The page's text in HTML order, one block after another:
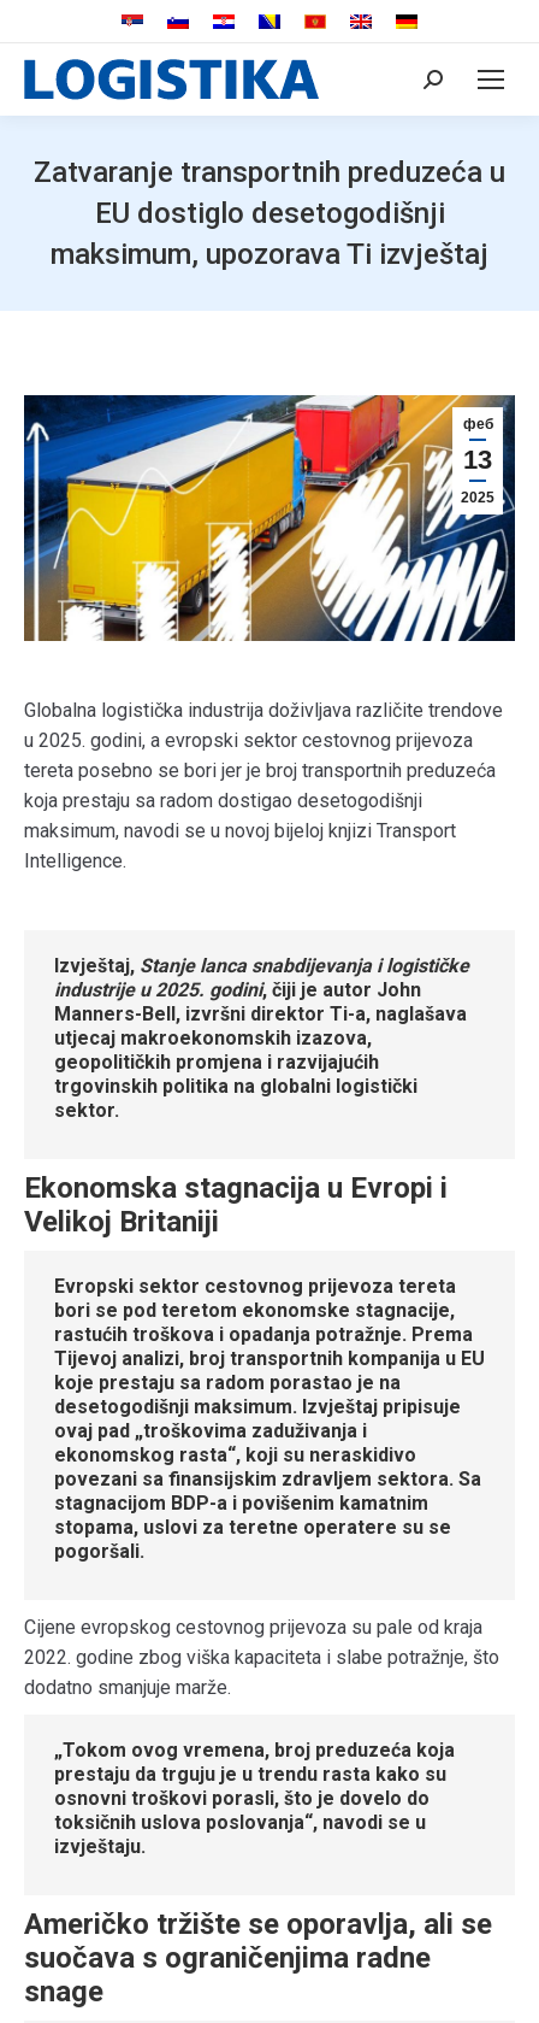
Search:
Zatvaranje transportnih preduzeća u
EU dostiglo desetogodišnji
maksimum, upozorava Ti izvještaj
феб
13
2025
Globalna logistička industrija doživljava različite trendove
u 2025. godini, a evropski sektor cestovnog prijevoza
tereta posebno se bori jer je broj transportnih preduzeća
koja prestaju sa radom dostigao desetogodišnji
maksimum, navodi se u novoj bijeloj knjizi Transport
Intelligence.
Izvještaj, Stanje lanca snabdijevanja i logističke
industrije u 2025. godini, čiji je autor John
Manners-Bell, izvršni direktor Ti-a, naglašava
utjecaj makroekonomskih izazova,
geopolitičkih promjena i razvijajućih
trgovinskih politika na globalni logistički
sektor.
Ekonomska stagnacija u Evropi i
Velikoj Britaniji
Evropski sektor cestovnog prijevoza tereta
bori se pod teretom ekonomske stagnacije,
rastućih troškova i opadanja potražnje. Prema
Tijevoj analizi, broj transportnih kompanija u EU
koje prestaju sa radom porastao je na
desetogodišnji maksimum. Izvještaj pripisuje
ovaj pad „troškovima zaduživanja i
ekonomskog rasta“, koji su neraskidivo
povezani sa finansijskim zdravljem sektora. Sa
stagnacijom BDP-a i povišenim kamatnim
stopama, uslovi za teretne operatere su se
pogoršali.
Cijene evropskog cestovnog prijevoza su pale od kraja
2022. godine zbog viška kapaciteta i slabe potražnje, što
dodatno smanjuje marže.
„Tokom ovog vremena, broj preduzeća koja
prestaju da trguju je u trendu rasta kako su
osnovni troškovi porasli, što je dovelo do
toksičnih uslova poslovanja“, navodi se u
izvještaju.
Američko tržište se oporavlja, ali se
suočava s ograničenjima radne
snage